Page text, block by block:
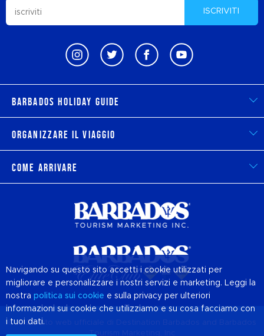
ISCRIVITI
Barbados Holiday Guide
Organizzare il viaggio
Come arrivare
© 2026 Sito web ufficiale di Destination
Tourism Marketing, Inc
Navigando su questo sito accetti i cookie utilizzati per
migliorare e personalizzare i nostri servizi e marketing. Leggi la
nostra politica sui cookie e sulla privacy per ulteriori
informazioni sui cookie che utilizziamo e su cosa facciamo con
i tuoi dati.